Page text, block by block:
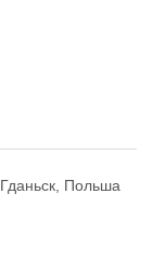
Гданьск, Польша